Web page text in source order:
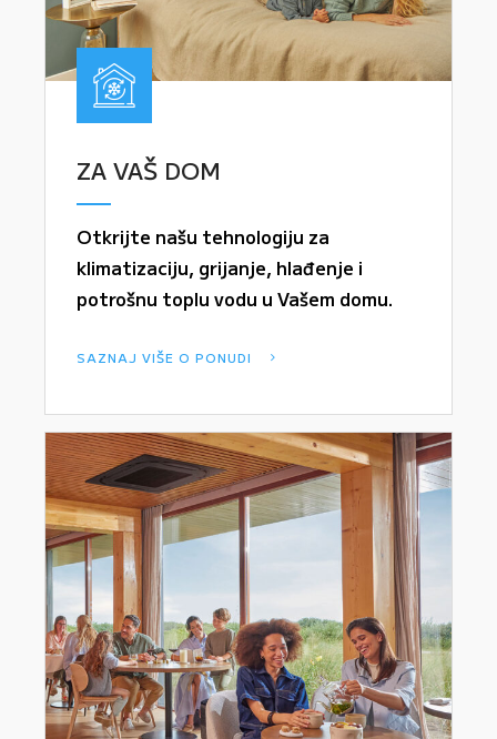
ZA VAŠ DOM
Otkrijte našu tehnologiju za
klimatizaciju, grijanje, hlađenje i
potrošnu toplu vodu u Vašem domu.
SAZNAJ VIŠE O PONUDI